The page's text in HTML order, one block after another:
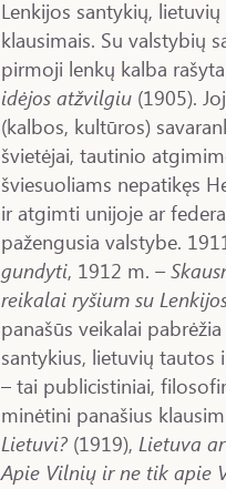
Lenkijos santykių,
klausimais. Su valstybių
pirmoji lenkų kalba
idėjos atžvilgiu (1905).
(kalbos, kultūros)
švietėjai, tautinio
šviesuoliams nepatikęs
ir atgimti unijoje ar
pažengusia valstybe.
gundyti, 1912 m. –
reikalai ryšium su
panašūs veikalai
santykius, lietuvių
– tai publicistiniai,
minėtini panašius
Lietuvi? (1919), Lietuva
Apie Vilnių ir ne tik apie